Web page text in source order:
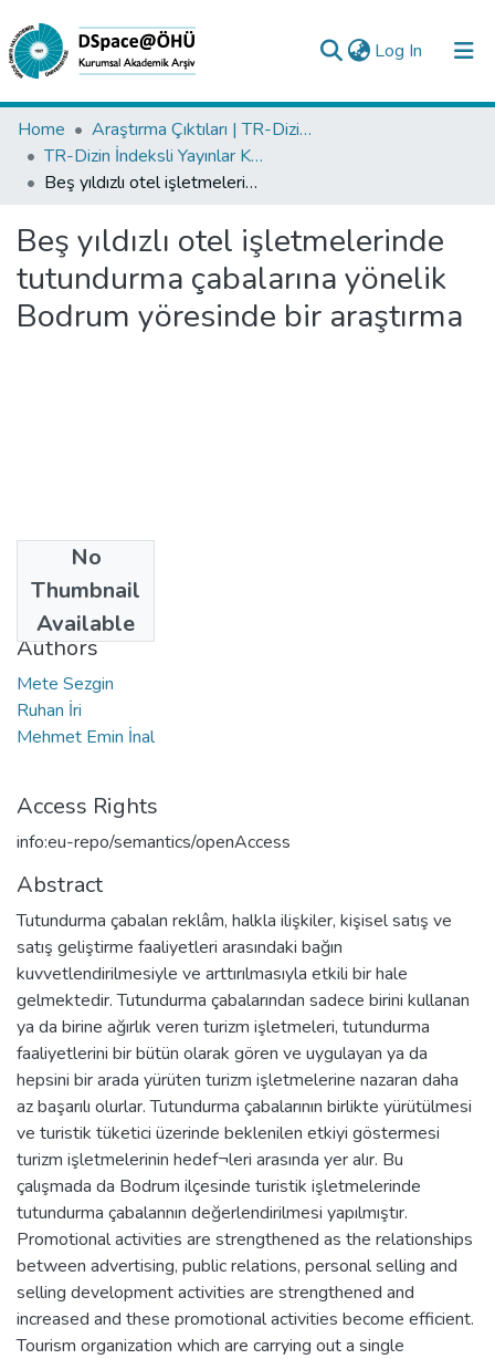
Log In (current)
Collections
All of DSpace
Analyze
Request/Question
Home
Araştırma Çıktıları | TR-Dizin | WoS | Scopus | PubMed
TR-Dizin İndeksli Yayınlar Koleksiyonu
Beş yıldızlı otel işletmelerinde tutundurma çabalarına yönelik Bodrum yöresinde bir araştırma
Beş yıldızlı otel işletmelerinde
tutundurma çabalarına yönelik
Bodrum yöresinde bir araştırma
No
Thumbnail
Available
2008
Authors
Mete Sezgin
Ruhan İri
Mehmet Emin İnal
Access Rights
info:eu-repo/semantics/openAccess
Abstract
Tutundurma çabalan reklâm, halkla ilişkiler, kişisel satış ve
satış geliştirme faaliyetleri arasındaki bağın
kuvvetlendirilmesiyle ve arttırılmasıyla etkili bir hale
gelmektedir. Tutundurma çabalarından sadece birini kullanan
ya da birine ağırlık veren turizm işletmeleri, tutundurma
faaliyetlerini bir bütün olarak gören ve uygulayan ya da
hepsini bir arada yürüten turizm işletmelerine nazaran daha
az başarılı olurlar. Tutundurma çabalarının birlikte yürütülmesi
ve turistik tüketici üzerinde beklenilen etkiyi göstermesi
turizm işletmelerinin hedef¬leri arasında yer alır. Bu
çalışmada da Bodrum ilçesinde turistik işletmelerinde
tutundurma çabalannın değerlendirilmesi yapılmıştır.
Promotional activities are strengthened as the relationships
between advertising, public relations, personal selling and
selling development activities are strengthened and
increased and these promotional activities become efficient.
Tourism organization which are carrying out a single